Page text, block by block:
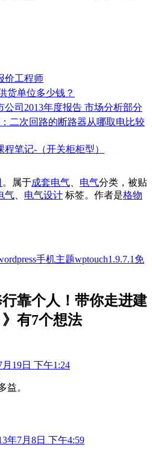
价工程师
货单位多少钱？
公司2013年度报告 市场分析部分
二次回路的断路器从哪取电比较
笔记-（开关柜柜型）
。属于成套电气 电气分类，被贴
气 电气设计 标签。 作者是格物
手机主题wptouch1.9.7.1免
靠个人！带你走进建
》有7个想法
月19日 下午1:24
益。
年7月8日 下午4:59